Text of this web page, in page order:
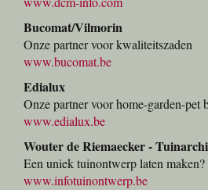
Bucomat/Vilmorin
Onze partner voor kwaliteitszaden
www.bucomat.be
Edialux
Onze partner voor home-garden-pet
www.edialux.be
Wouter de Riemaecker -
Een uniek tuinontwerp laten maken?
www.infotuinontwerp.be